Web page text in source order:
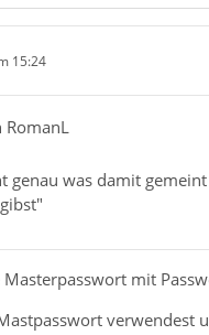
15:24
genau was damit
mit
verwendest